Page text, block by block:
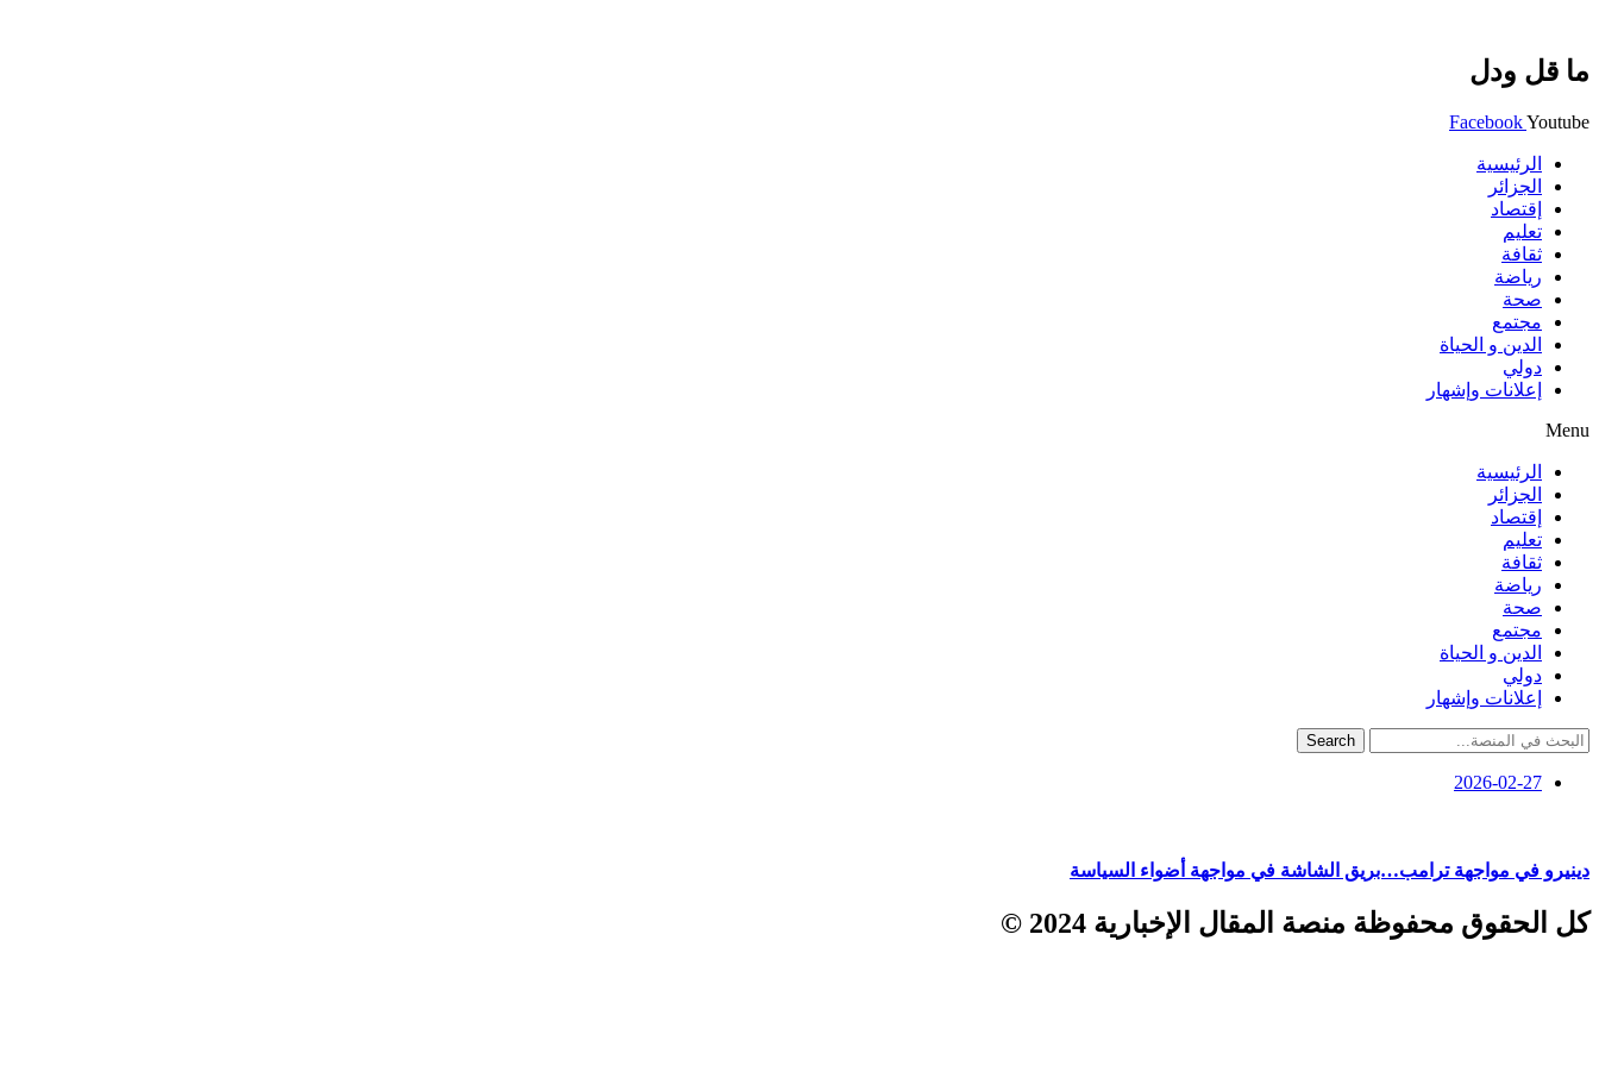
ما قل ودل
FacebookYoutube
الرئيسية
الجزائر
إقتصاد
تعليم
ثقافة
رياضة
صحة
مجتمع
الدين و الحياة
دولي
إعلانات وإشهار
Menu
الرئيسية
الجزائر
إقتصاد
تعليم
ثقافة
رياضة
صحة
مجتمع
الدين و الحياة
دولي
إعلانات وإشهار
Search
2026-02-27
دينيرو في مواجهة ترامب…بريق الشاشة في مواجهة أضواء السياسة
كل الحقوق محفوظة منصة المقال الإخبارية 2024 ©